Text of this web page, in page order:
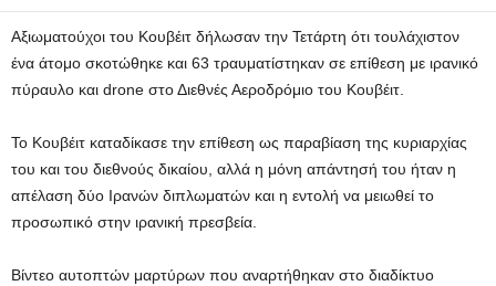
Αξιωματούχοι του Κουβέιτ δήλωσαν την Τετάρτη ότι τουλάχιστον
ένα άτομο σκοτώθηκε και 63 τραυματίστηκαν σε επίθεση με ιρανικό
πύραυλο και drone στο Διεθνές Αεροδρόμιο του Κουβέιτ.
Το Κουβέιτ καταδίκασε την επίθεση ως παραβίαση της κυριαρχίας
του και του διεθνούς δικαίου, αλλά η μόνη απάντησή του ήταν η
απέλαση δύο Ιρανών διπλωματών και η εντολή να μειωθεί το
προσωπικό στην ιρανική πρεσβεία.
Βίντεο αυτοπτών μαρτύρων που αναρτήθηκαν στο διαδίκτυο